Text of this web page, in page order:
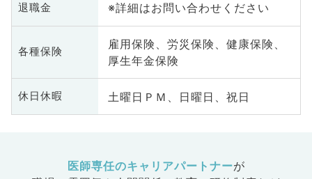
退職金 ※詳細はお問い合わせください
各種保険
雇用保険、労災保険、健康保険、
厚生年金保険
休日休暇 土曜日ＰＭ、日曜日、祝日
医師専任のキャリアパートナーが